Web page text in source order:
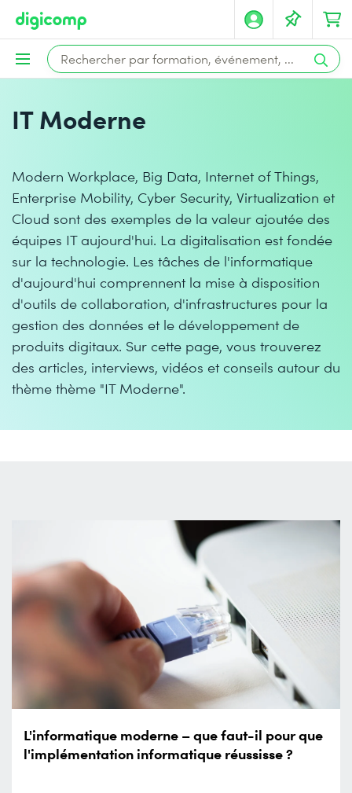
IT Moderne
Modern Workplace, Big Data, Internet of Things,
Enterprise Mobility, Cyber Security, Virtualization et
Cloud sont des exemples de la valeur ajoutée des
équipes IT aujourd'hui. La digitalisation est fondée
sur la technologie. Les tâches de l'informatique
d'aujourd'hui comprennent la mise à disposition
d'outils de collaboration, d'infrastructures pour la
gestion des données et le développement de
produits digitaux. Sur cette page, vous trouverez
des articles, interviews, vidéos et conseils autour du
thème thème "IT Moderne".
L'informatique moderne – que faut-il pour que
l'implémentation informatique réussisse ?